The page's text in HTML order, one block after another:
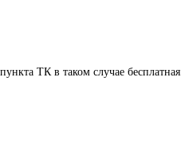
ТК в таком случае бесплатная